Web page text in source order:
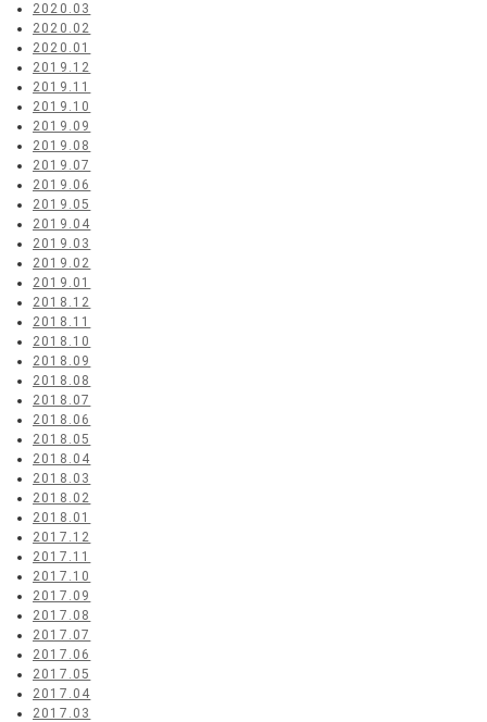
2020.03
2020.02
2020.01
2019.12
2019.11
2019.10
2019.09
2019.08
2019.07
2019.06
2019.05
2019.04
2019.03
2019.02
2019.01
2018.12
2018.11
2018.10
2018.09
2018.08
2018.07
2018.06
2018.05
2018.04
2018.03
2018.02
2018.01
2017.12
2017.11
2017.10
2017.09
2017.08
2017.07
2017.06
2017.05
2017.04
2017.03